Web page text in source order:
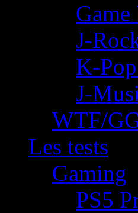
J-
K-
J-
WTF/
Les tests
Gaming
PS5